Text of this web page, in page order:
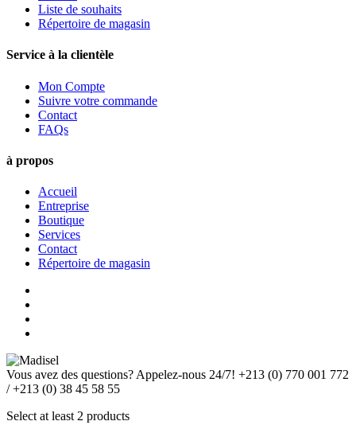
Liste de souhaits
Répertoire de magasin
Service à la clientèle
Mon Compte
Suivre votre commande
Contact
FAQs
à propos
Accueil
Entreprise
Boutique
Services
Contact
Répertoire de magasin
Vous avez des questions? Appelez-nous 24/7! +213 (0) 770 001 772
/ +213 (0) 38 45 58 55
Select at least 2 products